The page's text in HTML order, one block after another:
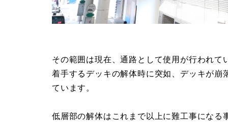
その範囲は現在、通路として使用が行われ
着手するデッキの解体時に突如、デッキが
ています。
低層部の解体はこれまで以上に難工事にな